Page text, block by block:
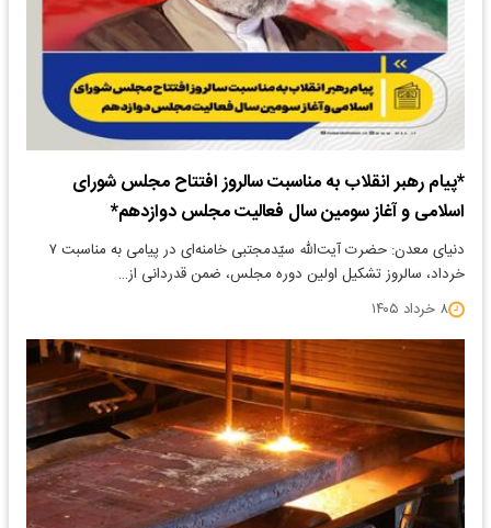
*پیام رهبر انقلاب به مناسبت سالروز افتتاح مجلس شورای
اسلامی و آغاز سومین سال فعالیت مجلس دوازدهم*
دنیای معدن: حضرت آیت‌الله سیّدمجتبی خامنه‌ای در پیامی به مناسبت ۷
خرداد، سالروز تشکیل اولین دوره مجلس، ضمن قدردانی از…
۸ خرداد ۱۴۰۵